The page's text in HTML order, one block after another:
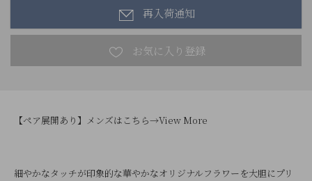
再入荷通知
【ペア展開あり】メンズはこちら→View More
細やかなタッチが印象的な華やかなオリジナルフラワーを大胆にプリ